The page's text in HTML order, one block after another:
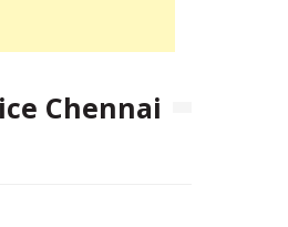
Chennai